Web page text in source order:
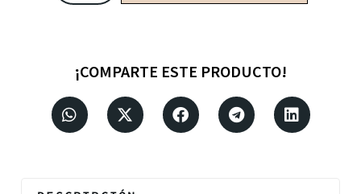
¡COMPARTE ESTE PRODUCTO!